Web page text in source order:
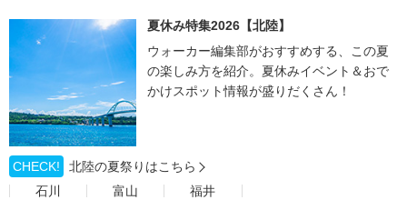
夏休み特集2026【北陸】
ウォーカー編集部がおすすめする、この夏
の楽しみ方を紹介。夏休みイベント＆おで
かけスポット情報が盛りだくさん！
CHECK!
北陸の夏祭りはこちら
石川
富山 福井